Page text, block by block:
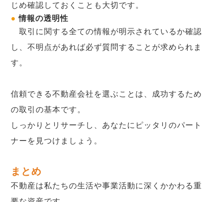
じめ確認しておくことも大切です。
● 情報の透明性
取引に関する全ての情報が明示されているか確認
し、不明点があれば必ず質問することが求められま
す。
信頼できる不動産会社を選ぶことは、成功するため
の取引の基本です。
しっかりとリサーチし、あなたにピッタリのパート
ナーを見つけましょう。
まとめ
不動産は私たちの生活や事業活動に深くかかわる重